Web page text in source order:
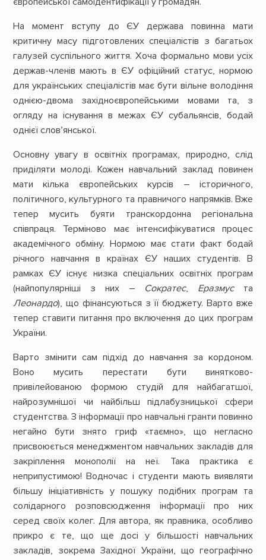
На момент вступу до ЄУ держава повинна мати
критичну масу підготовлених спеціалістів з багатьох
галузей суспільного життя. Хоча формально мови усіх
держав-членів мають в ЄУ офіційний статус, нормою
для українських спеціалістів має бути вільне володіння
однією-двома західноєвропейськими мовами та, з
огляду на існування в межах ЄУ субальянсів, бодай
однієї слов’янської.
Основну увагу в освітніх програмах, природно, слід
приділяти молоді. Кожен навчальний заклад повинен
мати кілька європейських курсів – історичного,
політичного, культурного та правничого напрямків. Вже
тепер мусить буяти транскордонна регіональна
співпраця. Терміново має інтенсифікуватися процес
академічного обміну. Нормою має стати факт бодай
річного навчання в країнах ЄУ наших студентів. В
рамках ЄУ існує низка спеціальних освітніх програм
(найпопулярніші з них – Сократес, Еразмуста
Леонардо), що фінансуються з її бюджету. Варто вже
тепер ставити питання про включення до цих програм
України.
Варто змінити сам підхід до навчання за кордоном.
Воно мусить перестати бути винятково-
привілейованою формою студій для найбагатшої,
найрозумнішої чи найбільш підлабузницької сфери
студентства. З інформації про навчальні гранти повинно
негайно бути знято гриф «таємно», що негласно
присвоюється менеджментом навчальних закладів для
закріплення монополії на неї. Така практика є
неприпустимою! Водночас і студенти мають виявляти
більшу ініціативність у пошуку подібних програм та
солідарного розповсюдження інформації про них
серед своїх колег. Для автора, як правника, особливо
прикро є те, що ще досі у більшості навчальних
закладів, зокрема Західної України, що географічно